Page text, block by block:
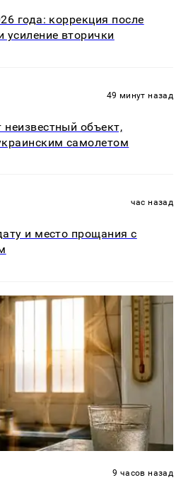
года: коррекция после
усиление вторички
49 минут назад
объект,
самолетом
час назад
и место прощания с
9 часов назад